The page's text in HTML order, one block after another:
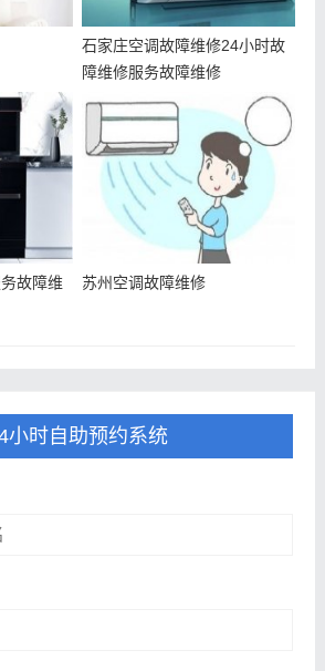
石家庄空调故障维修24小时故
障维修服务故障维修
故障维
苏州空调故障维修
小时自助预约系统